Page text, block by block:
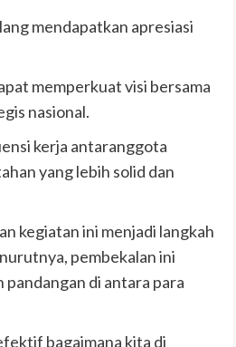
mendapatkan apresiasi
memperkuat visi bersama
nasional.
kerja antaranggota
yang lebih solid dan
kegiatan ini menjadi langkah
pembekalan ini
di antara para
bagaimana kita di